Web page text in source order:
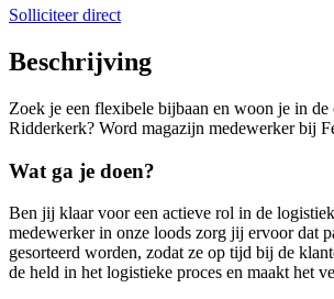
Solliciteer direct
Beschrijving
Zoek je een flexibele bijbaan en woon je in de
Ridderkerk? Word magazijn medewerker bij
Wat ga je doen?
Ben jij klaar voor een actieve rol in de
medewerker in onze loods zorg jij ervoor dat
gesorteerd worden, zodat ze op tijd bij de
de held in het logistieke proces en maakt het